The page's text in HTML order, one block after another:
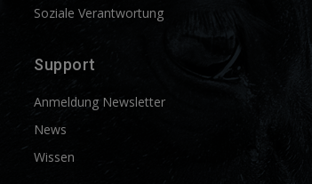
Soziale Verantwortung
Support
Anmeldung Newsletter
News
Wissen